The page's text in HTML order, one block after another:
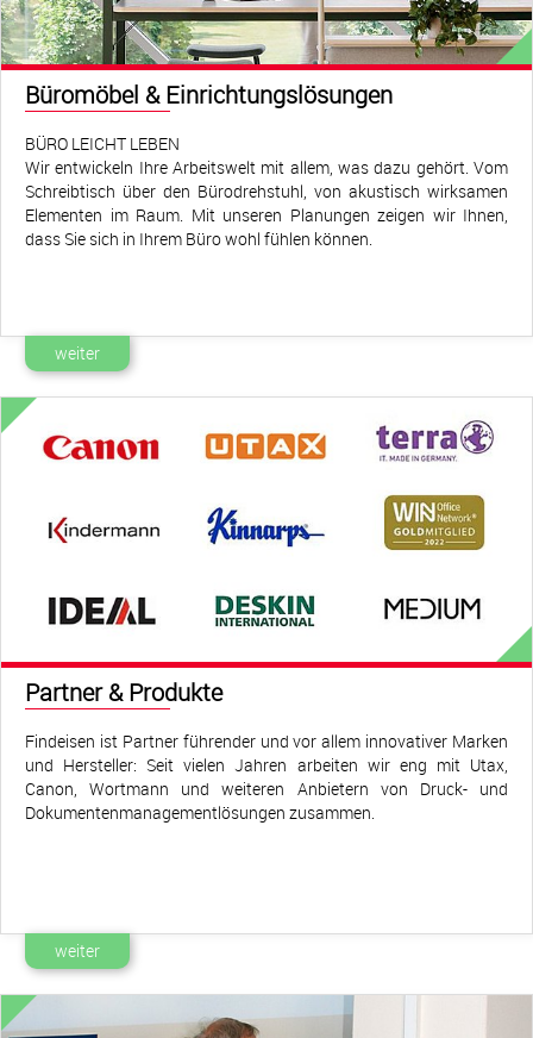
miteinander verbunden werden. Mit folgender Checkliste finden
Sie heraus, in welchen Bereichen Ihres Unternehmens konkrete
Verbesserungsmöglichkeiten bestehen.
Büromöbel & Einrichtungslösungen
BÜRO LEICHT LEBEN
Wir entwickeln Ihre Arbeitswelt mit allem, was dazu gehört. Vom
Schreibtisch über den Bürodrehstuhl, von akustisch wirksamen
Elementen im Raum. Mit unseren Planungen zeigen wir Ihnen,
dass Sie sich in Ihrem Büro wohl fühlen können.
weiter
Partner & Produkte
Findeisen ist Partner führender und vor allem innovativer Marken
und Hersteller: Seit vielen Jahren arbeiten wir eng mit Utax,
Canon, Wortmann und weiteren Anbietern von Druck- und
Dokumentenmanagementlösungen zusammen.
weiter